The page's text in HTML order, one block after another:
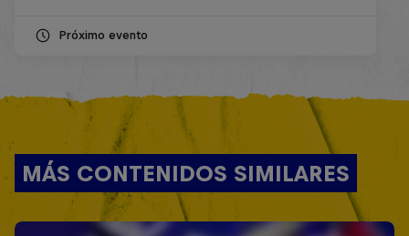
Próximo evento
MÁS CONTENIDOS SIMILARES